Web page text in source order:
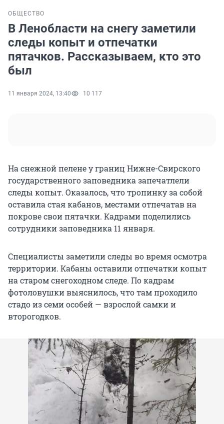
ОБЩЕСТВО
В Ленобласти на снегу заметили
следы копыт и отпечатки
пятачков. Рассказываем, кто это
был
11 января 2024, 13:40 10 117
На снежной пелене у границ Нижне-Свирского
государственного заповедника запечатлели
следы копыт. Оказалось, что тропинку за собой
оставила стая кабанов, местами отпечатав на
покрове свои пятачки. Кадрами поделились
сотрудники заповедника 11 января.
Специалисты заметили следы во время осмотра
территории. Кабаны оставили отпечатки копыт
на старом снегоходном следе. По кадрам
фотоловушки выяснилось, что там проходило
стадо из семи особей — взрослой самки и
второгодков.